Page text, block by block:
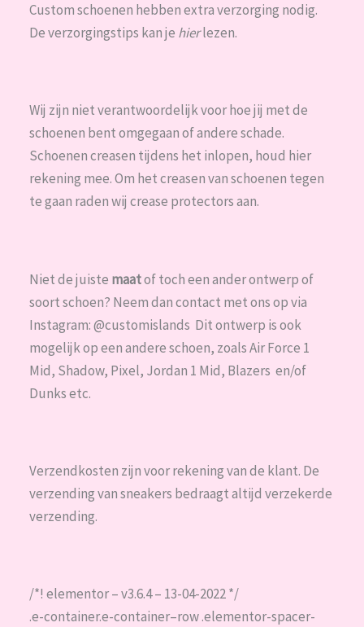
Custom schoenen hebben extra verzorging nodig.
De verzorgingstips kan je hierlezen.
Wij zijn niet verantwoordelijk voor hoe jij met de
schoenen bent omgegaan of andere schade.
Schoenen creasen tijdens het inlopen, houd hier
rekening mee. Om het creasen van schoenen tegen
te gaan raden wij crease protectors aan.
Niet de juiste maatof toch een ander ontwerp of
soort schoen? Neem dan contact met ons op via
Instagram: @customislands Dit ontwerp is ook
mogelijk op een andere schoen, zoals Air Force 1
Mid, Shadow, Pixel, Jordan 1 Mid, Blazers en/of
Dunks etc.
Verzendkosten zijn voor rekening van de klant. De
verzending van sneakers bedraagt altijd verzekerde
verzending.
/*! elementor – v3.6.4 – 13-04-2022 */
.e-container.e-container–row .elementor-spacer-